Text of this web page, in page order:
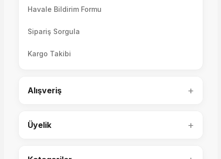
Helsinki Orta Sehpa
22.000,00 TL
Havale Bildirim Formu
Sipariş Sorgula
Kargo Takibi
Alışveriş +
Üyelik +